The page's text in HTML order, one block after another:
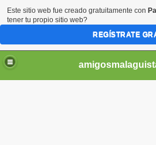
Este sitio web fue creado gratuitamente con
tener tu propio sitio web?
REGÍSTRATE